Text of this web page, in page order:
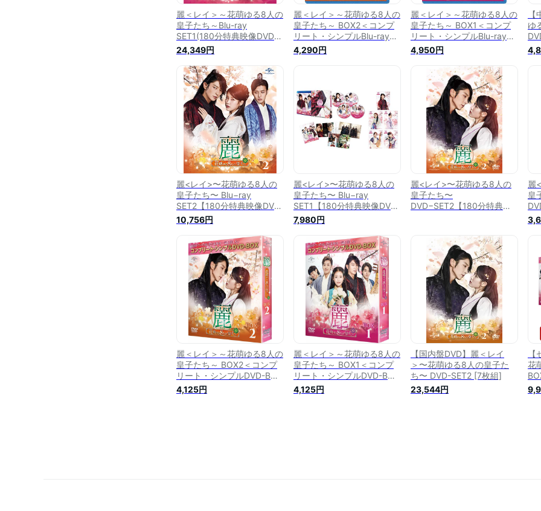
麗＜レイ＞～花萌ゆる8人の
皇子たち～Blu-ray
SET1(180分特典映像DVD
付)【Blu-ray】 [ イ・ジュン
ギ ]
24,349円
麗＜レイ＞～花萌ゆる8人の
皇子たち～ BOX2＜コンプ
リート・シンプルBlu-ray
BOX＞【Blu-ray】 [ イ・ジ
ュンギ ]
4,290円
麗＜レイ＞～花萌ゆる8人の
皇子たち～ BOX1＜コンプ
リート・シンプルBlu-ray
BOX＞【Blu-ray】 [ イ・ジ
ュンギ ]
4,950円
ゆ
像
付
麗<レイ>〜花萌ゆる8人の
皇子たち〜 Blu−ray
SET2【180分特典映像DVD
付】
10,756円
麗<レイ>〜花萌ゆる8人の
皇子たち〜 Blu−ray
SET1【180分特典映像DVD
付】
7,980円
麗<レイ>〜花萌ゆる8人の
皇子たち〜
DVD−SET2【180分特典映
麗
皇
像
付
麗＜レイ＞～花萌ゆる8人の
皇子たち～ BOX2＜コンプ
リート・シンプルDVD-BOX
シリーズ＞【期間限定生
産】 [ イ・ジュンギ ]
4,125円
麗＜レイ＞～花萌ゆる8人の
皇子たち～ BOX1＜コンプ
リート・シンプルDVD-BOX
シリーズ＞【期間限定生
産】 [ イ・ジュンギ ]
4,125円
【国内盤DVD】麗＜レイ
＞〜花萌ゆる8人の皇子た
ち〜 DVD-SET2 [7枚組]
23,544円
花
ー
リ